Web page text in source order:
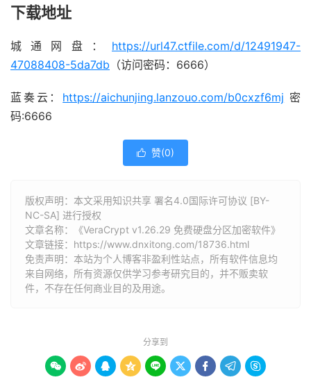
下载地址
城通网盘： https://url47.ctfile.com/d/12491947-
47088408-5da7db （访问密码：6666）
蓝奏云： https://aichunjing.lanzouo.com/b0cxzf6mj 密
码:6666
 赞(0)
版权声明：本文采用知识共享 署名4.0国际许可协议 [BY-
NC-SA] 进行授权
文章名称：《VeraCrypt v1.26.29 免费硬盘分区加密软件》
文章链接： https://www.dnxitong.com/18736.html
免责声明：本站为个人博客非盈利性站点，所有软件信息均
来自网络，所有资源仅供学习参考研究目的，并不贩卖软
件，不存在任何商业目的及用途。
分享到
        